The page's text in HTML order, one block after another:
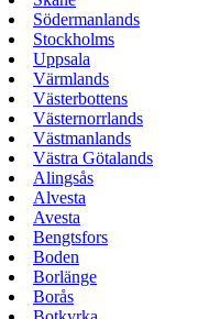
Södermanlands
Stockholms
Uppsala
Värmlands
Västerbottens
Västernorrlands
Västmanlands
Västra Götalands
Alingsås
Alvesta
Avesta
Bengtsfors
Boden
Borlänge
Borås